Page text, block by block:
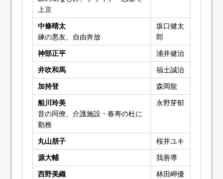
上京
中條晴太
練の悪友、自由奔放
坂口健太
郎
神部正平
浦井健治
井吹和馬
福士誠治
加持登
森岡龍
船川玲美
音の同僚、介護施設・春寿の杜に
勤務
永野芽郁
丸山朋子
桜井ユキ
源大輔
我善導
西野美織
林田岬優